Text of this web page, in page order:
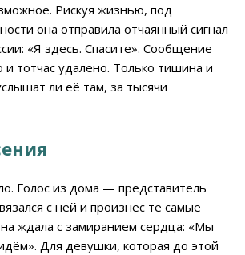
Рискуя жизнью, под
она отправила отчаянный сигнал
«Я здесь. Спасите». Сообщение
и тотчас удалено. Только тишина и
ли её там, за тысячи
Голос из дома — представитель
с ней и произнес те самые
ждала с замиранием сердца: «Мы
Для девушки, которая до этой